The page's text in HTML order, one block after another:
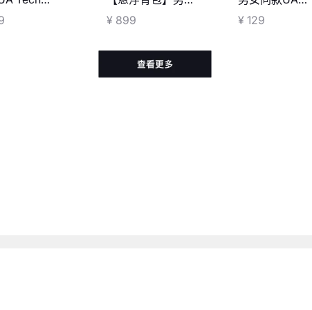
1/4 拉链
同款UA No Weigh
¥ 899
Essential短袜-
¥ 129